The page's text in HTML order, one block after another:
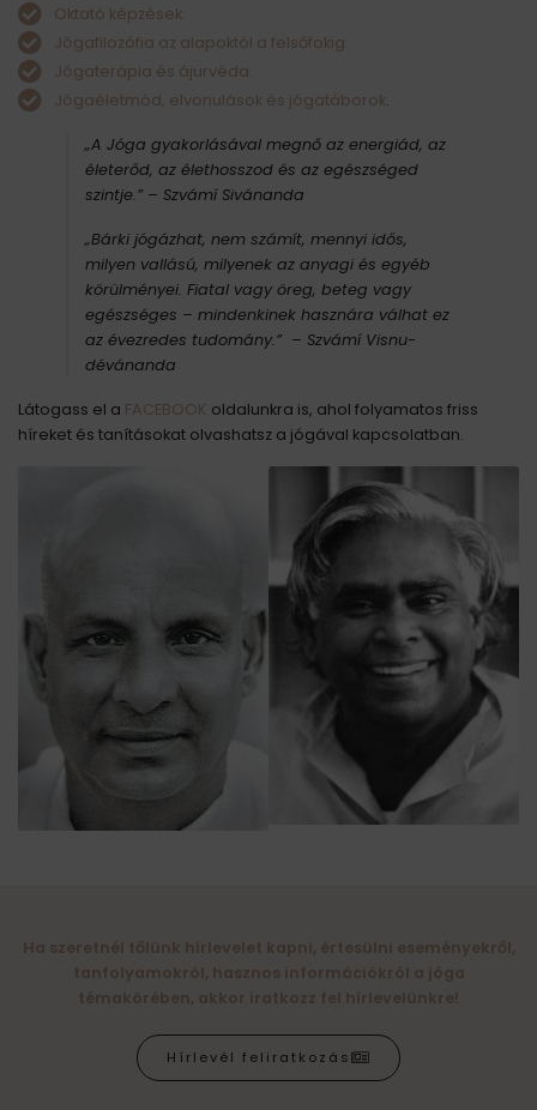
Oktató képzések.
Jógafilozófia az alapoktól a felsőfokig.
Jógaterápia és ájurvéda.
Jógaéletmód, elvonulások és jógatáborok.
„A Jóga gyakorlásával megnő az energiád, az
életerőd, az élethosszod és az egészséged
szintje.” – Szvámí Sivánanda
„Bárki jógázhat, nem számít, mennyi idős,
milyen vallású, milyenek az anyagi és egyéb
körülményei. Fiatal vagy öreg, beteg vagy
egészséges – mindenkinek hasznára válhat ez
az évezredes tudomány.” – Szvámí Visnu-
dévánanda
Látogass el a FACEBOOK oldalunkra is, ahol folyamatos friss
híreket és tanításokat olvashatsz a jógával kapcsolatban.
Ha szeretnél tőlünk hírlevelet kapni, értesülni eseményekről,
tanfolyamokról, hasznos információkról a jóga
témakörében, akkor iratkozz fel hírlevelünkre!
Hírlevél feliratkozás